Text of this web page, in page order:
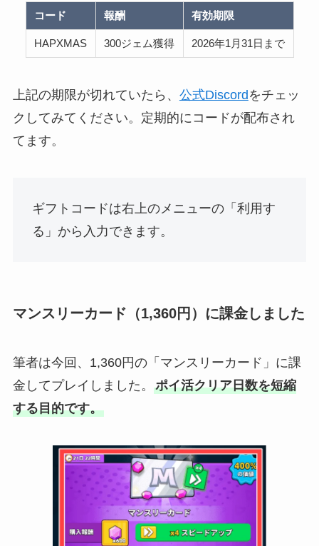
コード 報酬 有効期限
HAPXMAS 300ジェム獲得 2026年1月31日まで
上記の期限が切れていたら、 公式Discord をチェッ
クしてみてください。定期的にコードが配布され
てます。
ギフトコードは右上のメニューの「利用す
る」から入力できます。
マンスリーカード（1,360円）に課金しました
筆者は今回、1,360円の「マンスリーカード」に課
金してプレイしました。 ポイ活クリア日数を短縮
する目的です。